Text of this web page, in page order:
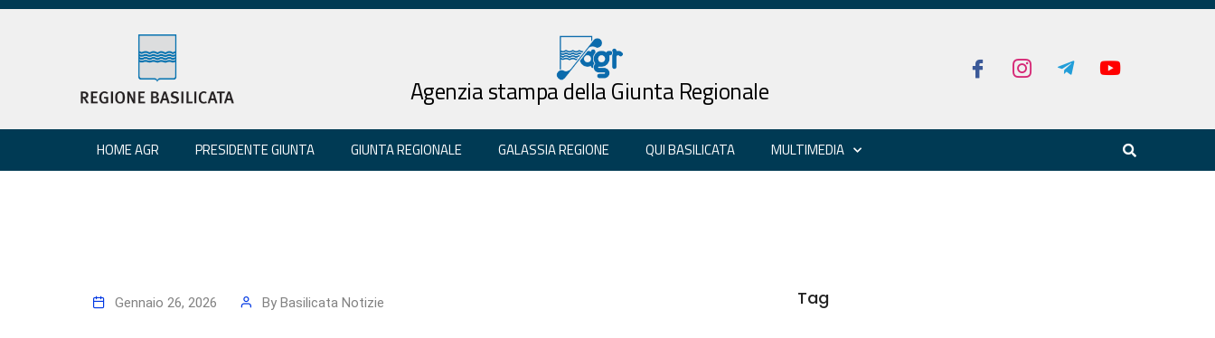
Agenzia stampa della Giunta Regionale
HOME AGR PRESIDENTE GIUNTA GIUNTA REGIONALE GALASSIA REGIONE QUI BASILICATA MULTIMEDIA
Gennaio 26, 2026 By Basilicata Notizie Tag